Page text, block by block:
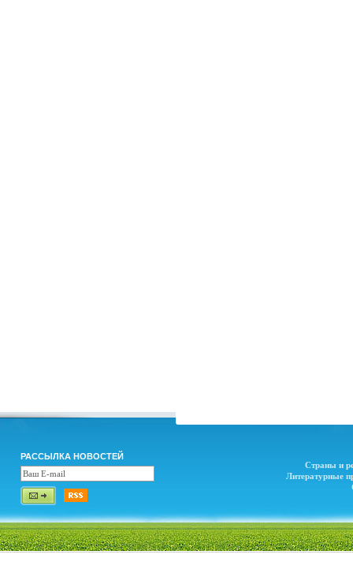
РАССЫЛКА НОВОСТЕЙ
Страны и
Литературные